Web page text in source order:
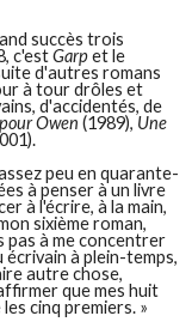
succès trois
c'estGarpet le
d'autres romans
à tour drôles et
d'accidentés, de
Owen (1989), Une
peu en quarante-
à penser à un livre
à l'écrire, à la main,
sixième roman,
pas à me concentrer
écrivain à plein-temps,
autre chose,
que mes huit
cinq premiers. »